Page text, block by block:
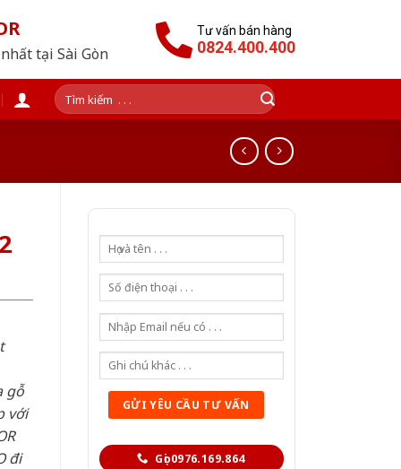
tại Sài Gòn
Tư vấn bán hàng
0824.400.400
Tìm
kiếm:
Gọi 0976.169.864
gỗ
với
đi